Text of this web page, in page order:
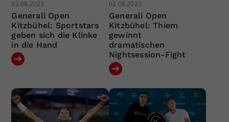
02.08.2023
Generali Open
Kitzbühel: Sportstars
geben sich die Klinke
in die Hand
02.08.2023
Generali Open
Kitzbühel: Thiem
gewinnt
dramatischen
Nightsession-Fight